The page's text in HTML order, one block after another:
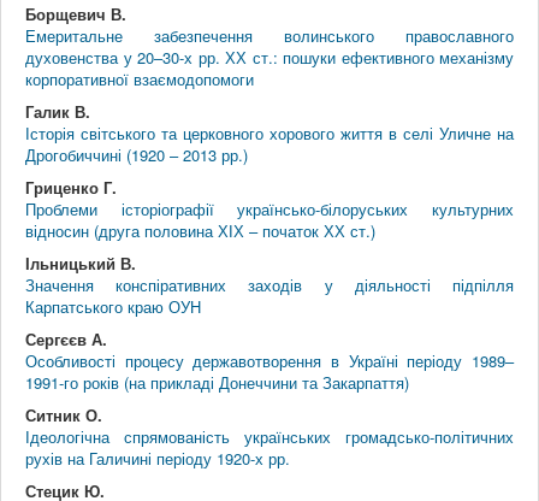
Борщевич В.
Емеритальне забезпечення волинського православного
духовенства у 20–30-х рр. ХХ ст.: пошуки ефективного механізму
корпоративної взаємодопомоги
Галик В.
Історія світського та церковного хорового життя в селі Уличне на
Дрогобиччині (1920 – 2013 рр.)
Гриценко Г.
Проблеми історіографії українсько-білоруських культурних
відносин (друга половина ХІХ – початок ХХ ст.)
Ільницький В.
Значення конспіративних заходів у діяльності підпілля
Карпатського краю ОУН
Сергєєв А.
Особливості процесу державотворення в Україні періоду 1989–
1991-го років (на прикладі Донеччини та Закарпаття)
Ситник О.
Ідеологічна спрямованість українських громадсько-політичних
рухів на Галичині періоду 1920-х рр.
Стецик Ю.